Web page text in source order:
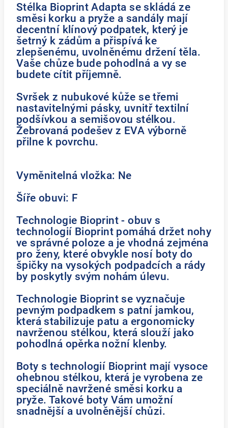
Stélka Bioprint Adapta se skládá ze
směsi korku a pryže a sandály mají
decentní klínový podpatek, který je
šetrný k zádům a přispívá ke
zlepšenému, uvolněnému držení těla.
Vaše chůze bude pohodlná a vy se
budete cítit příjemně.
Svršek z nubukové kůže se třemi
nastavitelnými pásky, uvnitř textilní
podšívkou a semišovou stélkou.
Žebrovaná podešev z EVA výborně
přilne k povrchu.
Vyměnitelná vložka: Ne
Šíře obuvi: F
Technologie Bioprint - obuv s
technologií Bioprint pomáhá držet nohy
ve správné poloze a je vhodná zejména
pro ženy, které obvykle nosí boty do
špičky na vysokých podpadcích a rády
by poskytly svým nohám úlevu.
Technologie Bioprint se vyznačuje
pevným podpadkem s patní jamkou,
která stabilizuje patu a ergonomicky
navrženou stélkou, která slouží jako
pohodlná opěrka nožní klenby.
Boty s technologií Bioprint mají vysoce
ohebnou stélkou, která je vyrobena ze
speciálně navržené směsi korku a
pryže. Takové boty Vám umožní
snadnější a uvolněnější chůzi.